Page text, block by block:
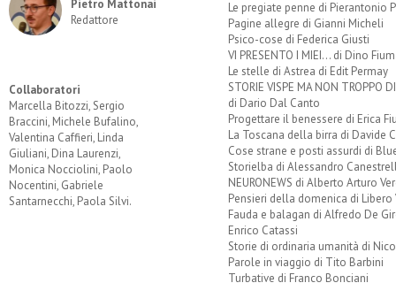
Pietro Mattonai
Redattore
Collaboratori
Marcella Bitozzi, Sergio
Braccini, Michele Bufalino,
Valentina Caffieri, Linda
Giuliani, Dina Laurenzi,
Monica Nocciolini, Paolo
Nocentini, Gabriele
Santarnecchi, Paola Silvi.
Le pregiate penne di Pierantonio
Pagine allegre di Gianni Micheli
Psico-cose di Federica Giusti
VI PRESENTO I MIEI... di Dino
Le stelle di Astrea di Edit Permay
STORIE VISPE MA NON TROPPO
di Dario Dal Canto
Progettare il benessere di Erica
La Toscana della birra di Davide
Cose strane e posti assurdi di
Storielba di Alessandro
NEURONEWS di Alberto Arturo
Pensieri della domenica di Libero
Fauda e balagan di Alfredo De
Enrico Catassi
Storie di ordinaria umanità di
Parole in viaggio di Tito Barbini
Turbative di Franco Bonciani